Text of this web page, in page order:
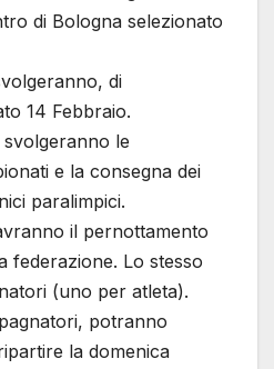
di Bologna selezionato
di
14 Febbraio.
svolgeranno le
e la consegna dei
paralimpici.
il pernottamento
federazione. Lo stesso
(uno per atleta).
potranno
la domenica